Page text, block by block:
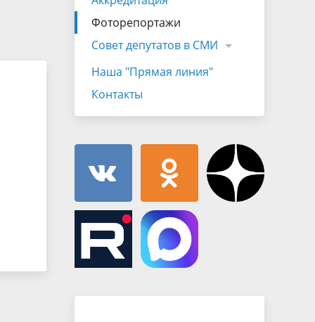
Муниципальная служба
Объявления
гражданами
имуществе, обязательствах
имущественного характера
Информационные материалы
Фоторепортажи
Совет депутатов в СМИ
Наша "Прямая линия"
Контакты